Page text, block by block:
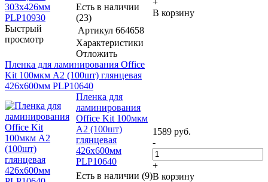
Быстрый
просмотр
Есть в наличии
(23)
Артикул 664658
Характеристики
Отложить
В корзину
Пленка для ламинирования Office
Kit 100мкм A2 (100шт) глянцевая
426x600мм PLP10640
Пленка для
ламинирования
Office Kit 100мкм
A2 (100шт)
глянцевая
426x600мм
PLP10640
Есть в наличии (9)
1589 руб.
-
+
В корзину